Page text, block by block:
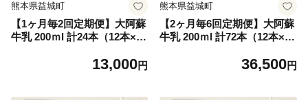
熊本県益城町
【1ヶ月毎2回定期便】大阿蘇
牛乳 200ｍl 計24本（12本×2
13,000円
熊本県益城町
【2ヶ月毎6回定期便】大阿蘇
牛乳 200ｍl 計72本（12本×6
36,500円